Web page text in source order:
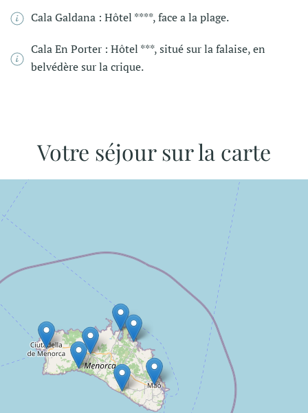
Cala Galdana : Hôtel ****, face a la plage.
Cala En Porter : Hôtel ***, situé sur la falaise, en
belvédère sur la crique.
Votre séjour sur la carte